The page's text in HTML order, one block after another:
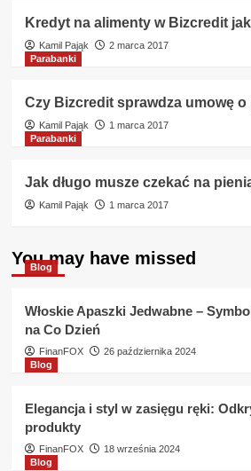
Kredyt na alimenty w Bizcredit
Kamil Pająk
2 marca 2017
Parabanki
Czy Bizcredit sprawdza umowę o
Kamil Pająk
1 marca 2017
Parabanki
Jak długo musze czekać na
Kamil Pająk 1 marca 2017
You may have missed
Blog
Włoskie Apaszki Jedwabne –
na Co Dzień
FinanFOX
26 października 2024
Blog
Elegancja i styl w zasięgu ręki:
produkty
FinanFOX
18 września 2024
Blog